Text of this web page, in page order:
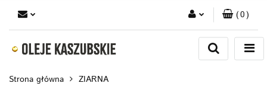
(0)
Strona główna ZIARNA